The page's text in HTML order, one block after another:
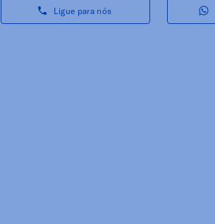
Ligue para nós